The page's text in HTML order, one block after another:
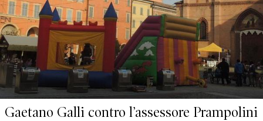
Gaetano Galli contro l’assessore Prampolini